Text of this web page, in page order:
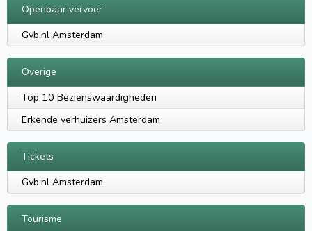
Openbaar vervoer
Gvb.nl Amsterdam
Overige
Top 10 Bezienswaardigheden
Erkende verhuizers Amsterdam
Tickets
Gvb.nl Amsterdam
Tourisme